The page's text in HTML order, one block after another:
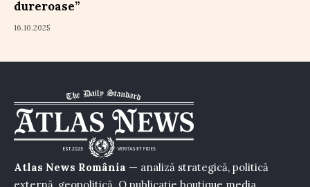
dureroase”
16.10.2025
Atlas News România — analiză strategică, politică